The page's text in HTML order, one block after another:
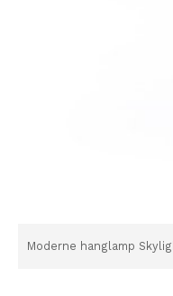
Moderne hanglamp